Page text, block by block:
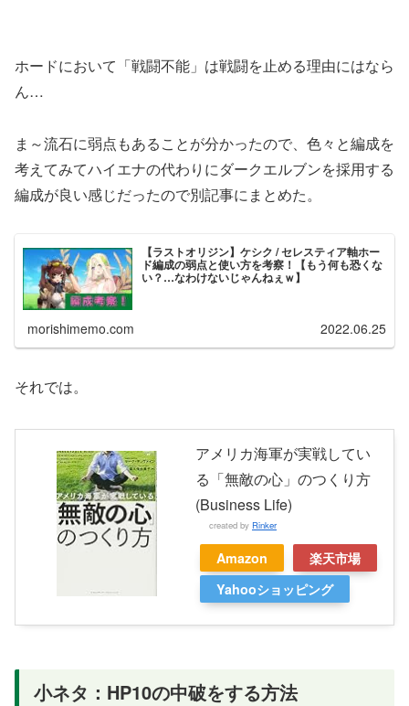
ホードにおいて「戦闘不能」は戦闘を止める理由にはなら
ん…
ま～流石に弱点もあることが分かったので、色々と編成を
考えてみてハイエナの代わりにダークエルブンを採用する
編成が良い感じだったので別記事にまとめた。
【ラストオリジン】ケシク / セレスティア軸ホー
ド編成の弱点と使い方を考察！【もう何も恐くな
い？…なわけないじゃんねぇｗ】
morishimemo.com 2022.06.25
それでは。
アメリカ海軍が実戦してい
る「無敵の心」のつくり方
(Business Life)
created by Rinker
Amazon
楽天市場
Yahooショッピング
小ネタ：HP10の中破をする方法